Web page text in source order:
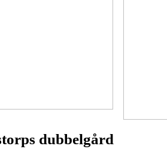
dubbelgård